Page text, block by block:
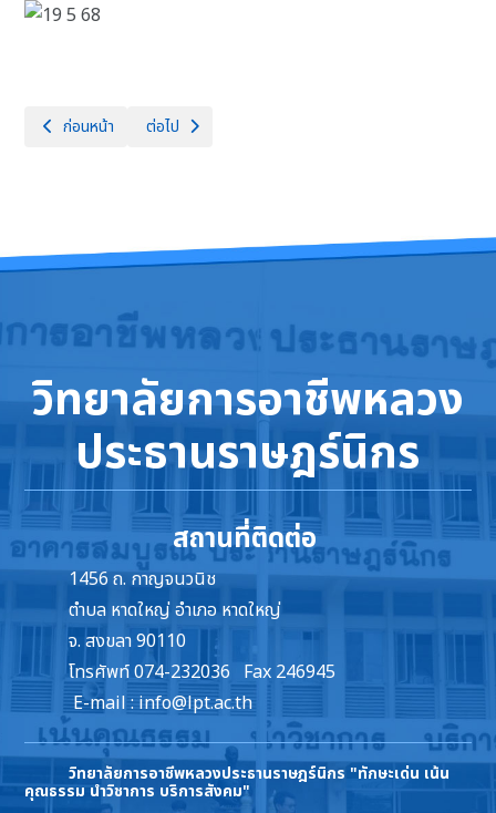
เนื้อหาก่อนหน้า: คู่มือนักเรียน นักศึกษา ประจำปีการศึกษา 2568
ก่อนหน้า เนื้อหาถัดไป: ตารางเรียน ตาราสอนนักเรียน ภาคเรียนที่ 1
ต่อไป
วิทยาลัยการอาชีพหลวง
ประธานราษฎร์นิกร
สถานที่ติดต่อ
1456 ถ. กาญจนวนิช
ตำบล หาดใหญ่ อำเภอ หาดใหญ่
จ. สงขลา 90110
โทรศัพท์ 074-232036 Fax 246945
E-mail : info@lpt.ac.th
วิทยาลัยการอาชีพหลวงประธานราษฎร์นิกร "ทักษะเด่น เน้น
คุณธรรม นำวิชาการ บริการสังคม"